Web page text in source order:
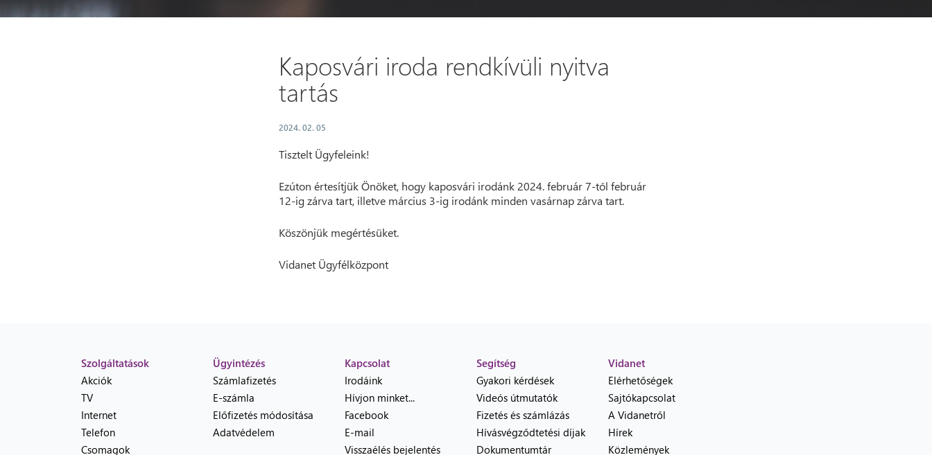
Kaposvári iroda rendkívüli nyitva
tartás
2024. 02. 05
Tisztelt Ügyfeleink!
Ezúton értesítjük Önöket, hogy kaposvári irodánk 2024. február 7-től február
12-ig zárva tart, illetve március 3-ig irodánk minden vasárnap zárva tart.
Köszönjük megértésüket.
Vidanet Ügyfélközpont
Szolgáltatások
Akciók
TV
Internet
Telefon
Csomagok
Ügyintézés
Számlafizetés
E-számla
Előfizetés módosítása
Adatvédelem
Kapcsolat
Irodáink
Hívjon minket...
Facebook
E-mail
Visszaélés bejelentés
Segítség
Gyakori kérdések
Videós útmutatók
Fizetés és számlázás
Hívásvégződtetési díjak
Dokumentumtár
Vidanet
Elérhetőségek
Sajtókapcsolat
A Vidanetről
Hírek
Közlemények